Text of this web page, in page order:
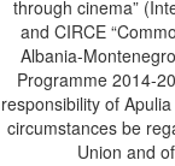
through cinema”
and CIRCE
Albania-
Programme 2014-
responsibility of
circumstances be
Union and